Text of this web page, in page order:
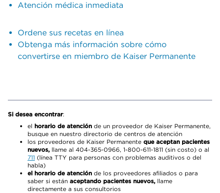
Atención médica inmediata
Ordene sus recetas en línea
Obtenga más información sobre cómo
convertirse en miembro de Kaiser Permanente
Si desea encontrar:
el horario de atención de un proveedor de Kaiser Permanente,
busque en nuestro directorio de centros de atención
los proveedores de Kaiser Permanente que aceptan pacientes
nuevos, llame al 404-365-0966, 1-800-611-1811 (sin costo) o al
711 (línea TTY para personas con problemas auditivos o del
habla)
el horario de atención de los proveedores afiliados o para
saber si están aceptando pacientes nuevos, llame
directamente a sus consultorios